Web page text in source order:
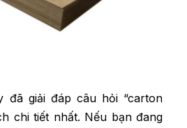
đã giải đáp câu hỏi “carton
chi tiết nhất. Nếu bạn đang